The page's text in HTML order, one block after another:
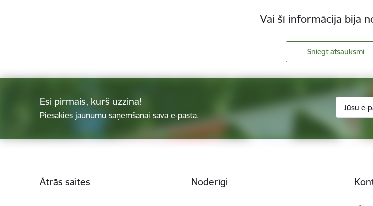
Vai šī informācija bija
Sniegt atsauksmi
Esi pirmais, kurš uzzina!
Piesakies jaunumu saņemšanai savā e-pastā.
Ātrās saites Noderīgi